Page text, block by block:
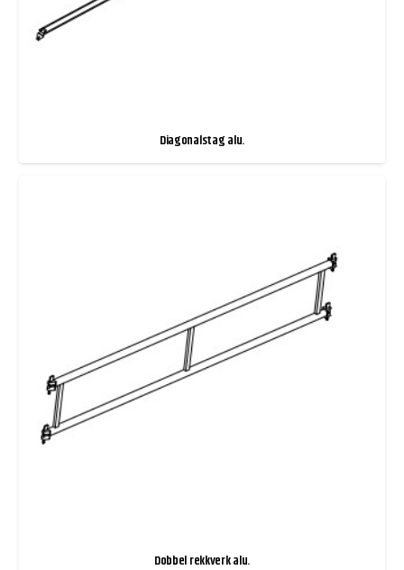
Diagonalstag alu.
Dobbel rekkverk alu.